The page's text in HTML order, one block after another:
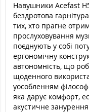
Навушники Acefast
бездротова
тих, хто прагне
прослуховування
поєднують у собі
ергономічну
автономність, що
щоденного
уособленням
яка дарує комфорт,
акустичне